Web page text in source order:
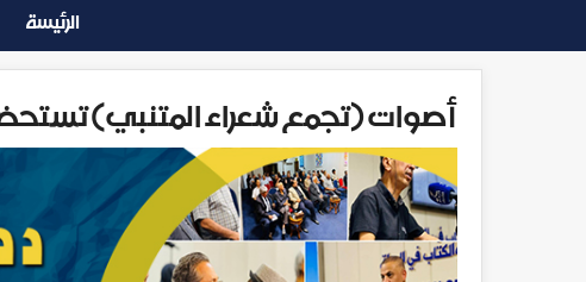
الرئيسة
أصوات (تجمع شعراء المتنبي)